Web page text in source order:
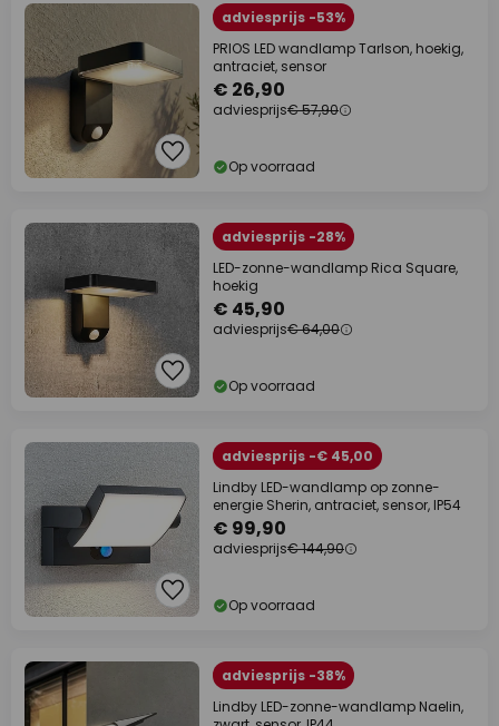
adviesprijs -53%
PRIOS LED wandlamp Tarlson, hoekig,
antraciet, sensor
€ 26,90
adviesprijs€ 57,90
Op voorraad
adviesprijs -28%
LED-zonne-wandlamp Rica Square,
hoekig
€ 45,90
adviesprijs€ 64,00
Op voorraad
adviesprijs -€ 45,00
Lindby LED-wandlamp op zonne-
energie Sherin, antraciet, sensor, IP54
€ 99,90
adviesprijs€ 144,90
Op voorraad
adviesprijs -38%
Lindby LED-zonne-wandlamp Naelin,